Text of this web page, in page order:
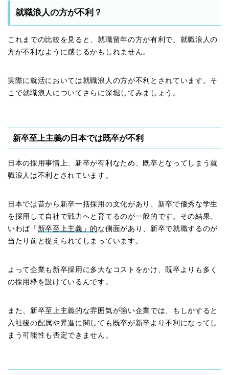
就職浪人の方が不利？
これまでの比較を見ると、就職留年の方が有利で、就職浪人の
方が不利なように感じるかもしれません。
実際に就活においては就職浪人の方が不利とされています。そ
こで就職浪人についてさらに深堀してみましょう。
新卒至上主義の日本では既卒が不利
日本の採用事情上、新卒が有利なため、既卒となってしまう就
職浪人は不利とされています。
日本では昔から新卒一括採用の文化があり、新卒で優秀な学生
を採用して自社で戦力へと育てるのが一般的です。その結果、
いわば「 新卒至上主義」的 な側面があり、新卒で就職するのが
当たり前と捉えられてしまっています。
よって企業も新卒採用に多大なコストをかけ、既卒よりも多く
の採用枠を設けているんです。
また、新卒至上主義的な雰囲気が強い企業では、もしかすると
入社後の配属や昇進に関しても既卒が新卒より不利になってし
まう可能性も否定できません。